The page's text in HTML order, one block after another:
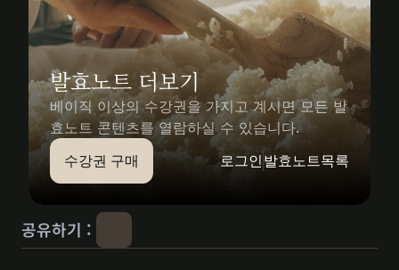
발효노트 더보기
베이직 이상의 수강권을 가지고 계시면 모든 발
효노트 콘텐츠를 열람하실 수 있습니다.
수강권 구매
로그인 발효노트목록
공유하기 :